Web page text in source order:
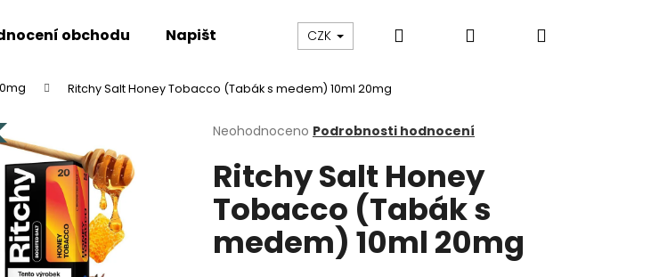
obchodu Napište nám Sledování zásilek Obchodní podmínky
CZK Hledat PřihlášeníNákupní
Ritchy Salt Honey Tobacco (Tabák s medem) 10ml 20mg
Průměrné
produktu
je
0,0
5
hvězdiček.
Neohodnoceno Podrobnosti hodnocení
Ritchy Salt Honey
Tobacco (Tabák s
medem) 10ml 20mg
najít?
HLEDAT